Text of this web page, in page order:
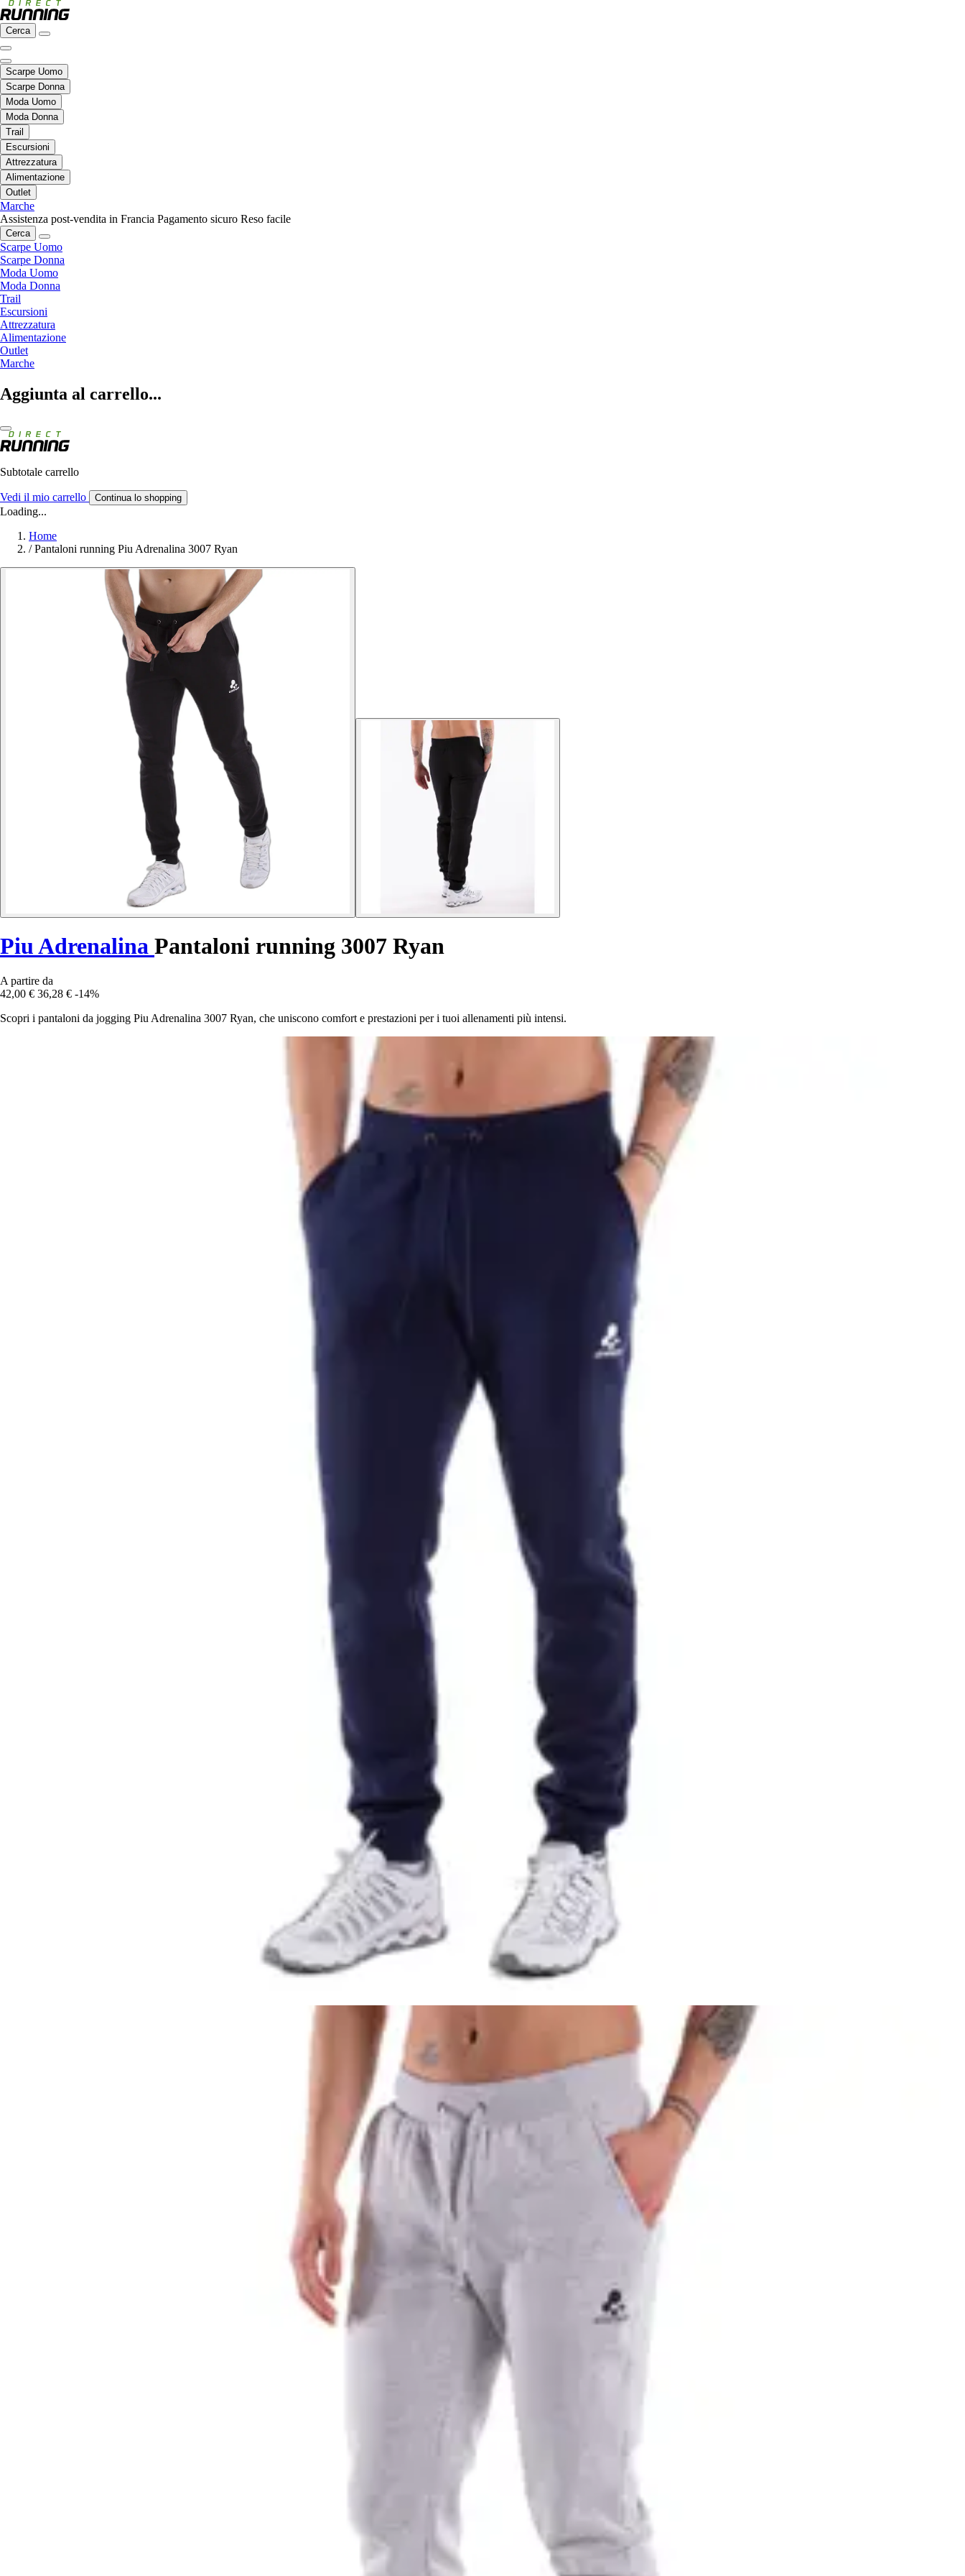
Cerca
Scarpe Uomo
Scarpe Donna
Moda Uomo
Moda Donna
Trail
Escursioni
Attrezzatura
Alimentazione
Outlet
Marche
Assistenza post-vendita in Francia Pagamento sicuro Reso facile
Cerca
Scarpe Uomo
Scarpe Donna
Moda Uomo
Moda Donna
Trail
Escursioni
Attrezzatura
Alimentazione
Outlet
Marche
Aggiunta al carrello...
Subtotale carrello
Vedi il mio carrello Continua lo shopping
Loading...
Home
/ Pantaloni running Piu Adrenalina 3007 Ryan
Piu Adrenalina Pantaloni running 3007 Ryan
A partire da
42,00 € 36,28 € -14%
Scopri i pantaloni da jogging Piu Adrenalina 3007 Ryan, che uniscono comfort e prestazioni per i tuoi allenamenti più intensi.